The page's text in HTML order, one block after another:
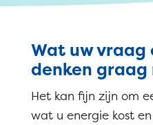
Wat uw vraag
denken graag
Het kan fijn zijn om
wat u energie kost